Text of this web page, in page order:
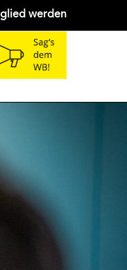
werden